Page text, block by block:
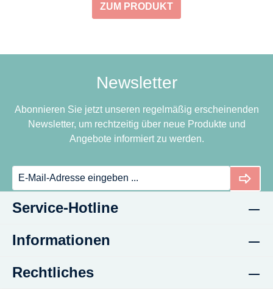
ZUM PRODUKT
Newsletter
Abonnieren Sie jetzt unseren regelmäßig erscheinenden
Newsletter, um rechtzeitig über neue Produkte und
Angebote informiert zu werden.
Service-Hotline
Informationen
Rechtliches